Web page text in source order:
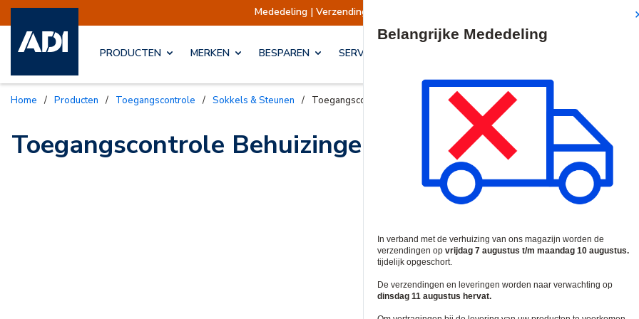
Mededeling | Verzendingen opgeschort Verzendingen
PRODUCTEN MERKEN BESPAREN SERVICES & OPLOSSINGEN
Home / Producten / Toegangscontrole / Sokkels & Steunen / Toegangscontrole Behuizingen
Toegangscontrole Behuizingen